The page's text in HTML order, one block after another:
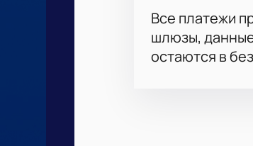
Все платежи
шлюзы,
остаются в